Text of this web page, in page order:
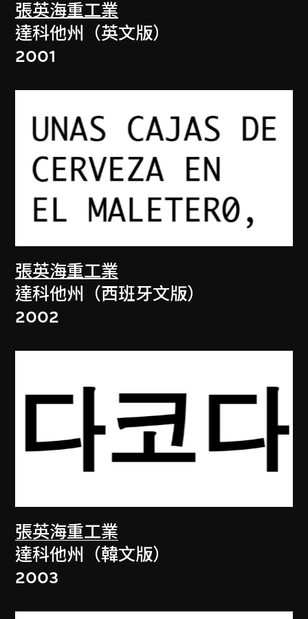
張英海重工業
達科他州（英文版）
2001
張英海重工業
達科他州（西班牙文版）
2002
張英海重工業
達科他州（韓文版）
2003